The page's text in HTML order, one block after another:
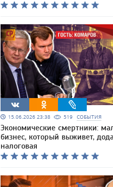
15.06.2026 23:38 519 СОБЫТИЯ
Экономические смертники:
бизнес, который выживет,
налоговая